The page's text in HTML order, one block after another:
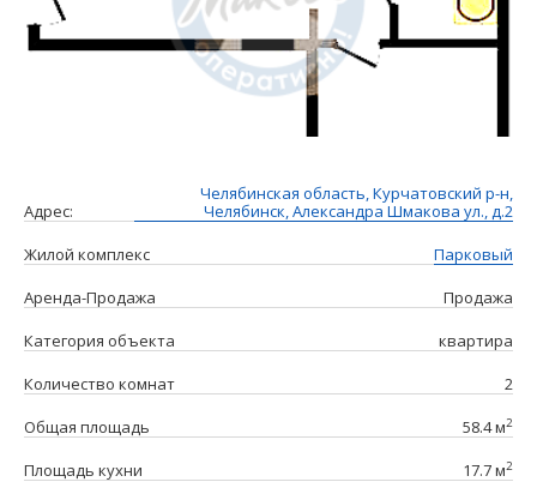
Адрес:
Челябинская область, Курчатовский р-н,
Челябинск, Александра Шмакова ул., д.2
Жилой комплекс
Парковый
Аренда-Продажа
Продажа
Категория объекта
квартира
Количество комнат
2
Общая площадь
58.4 м2
Площадь кухни 17.7 м2